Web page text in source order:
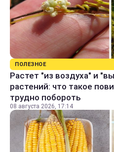
ПОЛЕЗНОЕ
Растет "из воздуха" и
растений: что такое
трудно побороть
08 августа 2026, 17:14